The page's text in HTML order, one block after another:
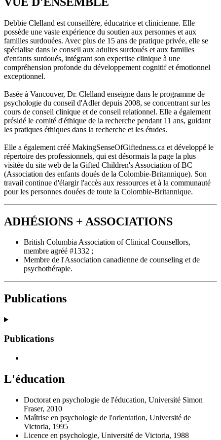
Debbie Clelland est conseillère, éducatrice et clinicienne. Elle
possède une vaste expérience du soutien aux personnes et aux
familles surdouées. Avec plus de 15 ans de pratique privée, elle se
spécialise dans le conseil aux adultes surdoués et aux familles
d'enfants surdoués, intégrant son expertise clinique à une
compréhension profonde du développement cognitif et émotionnel
exceptionnel.
Basée à Vancouver, Dr. Clelland enseigne dans le programme de
psychologie du conseil d'Adler depuis 2008, se concentrant sur les
cours de conseil clinique et de conseil relationnel. Elle a également
présidé le comité d'éthique de la recherche pendant 11 ans, guidant
les pratiques éthiques dans la recherche et les études.
Elle a également créé MakingSenseOfGiftedness.ca et développé le
répertoire des professionnels, qui est désormais la page la plus
visitée du site web de la Gifted Children's Association of BC
(Association des enfants doués de la Colombie-Britannique). Son
travail continue d'élargir l'accès aux ressources et à la communauté
pour les personnes douées de toute la Colombie-Britannique.
ADHÉSIONS + ASSOCIATIONS
British Columbia Association of Clinical Counsellors,
membre agréé #1332 ;
Membre de l'Association canadienne de counseling et de
psychothérapie.
Publications
Publications
L'éducation
Doctorat en psychologie de l'éducation, Université Simon
Fraser, 2010
Maîtrise en psychologie de l'orientation, Université de
Victoria, 1995
Licence en psychologie, Université de Victoria, 1988